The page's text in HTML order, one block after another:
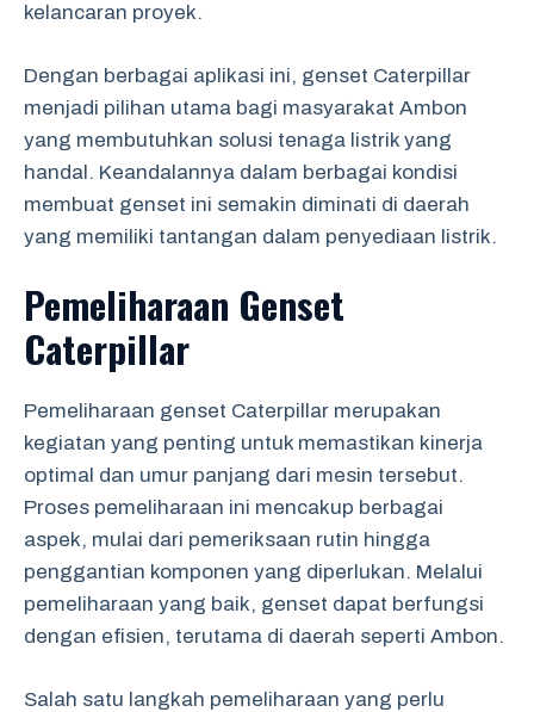
kelancaran proyek.
Dengan berbagai aplikasi ini, genset Caterpillar
menjadi pilihan utama bagi masyarakat Ambon
yang membutuhkan solusi tenaga listrik yang
handal. Keandalannya dalam berbagai kondisi
membuat genset ini semakin diminati di daerah
yang memiliki tantangan dalam penyediaan listrik.
Pemeliharaan Genset
Caterpillar
Pemeliharaan genset Caterpillar merupakan
kegiatan yang penting untuk memastikan kinerja
optimal dan umur panjang dari mesin tersebut.
Proses pemeliharaan ini mencakup berbagai
aspek, mulai dari pemeriksaan rutin hingga
penggantian komponen yang diperlukan. Melalui
pemeliharaan yang baik, genset dapat berfungsi
dengan efisien, terutama di daerah seperti Ambon.
Salah satu langkah pemeliharaan yang perlu